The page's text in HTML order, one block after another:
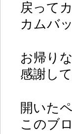
戻って
カムバ
お帰り
感謝し
開いた
このブ